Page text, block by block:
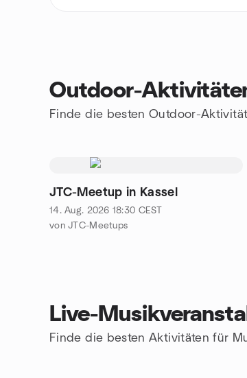
Outdoor-
Finde die besten Outdoor-
JTC-Meetup in Kassel
14. Aug. 2026 18:30 CEST
von JTC-Meetups
Live-
Finde die besten Aktivitäten für